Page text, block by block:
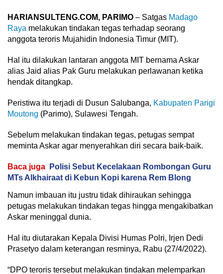
HARIANSULTENG.COM, PARIMO – Satgas Madago
Raya melakukan tindakan tegas terhadap seorang
anggota teroris Mujahidin Indonesia Timur (MIT).
Hal itu dilakukan lantaran anggota MIT bernama Askar
alias Jaid alias Pak Guru melakukan perlawanan ketika
hendak ditangkap.
Peristiwa itu terjadi di Dusun Salubanga, Kabupaten Parigi
Moutong (Parimo), Sulawesi Tengah.
Sebelum melakukan tindakan tegas, petugas sempat
meminta Askar agar menyerahkan diri secara baik-baik.
Baca juga
Polisi Sebut Kecelakaan Rombongan Guru
MTs Alkhairaat di Kebun Kopi karena Rem Blong
Namun imbauan itu justru tidak dihiraukan sehingga
petugas melakukan tindakan tegas hingga mengakibatkan
Askar meninggal dunia.
Hal itu diutarakan Kepala Divisi Humas Polri, Irjen Dedi
Prasetyo dalam keterangan resminya, Rabu (27/4/2022).
“DPO teroris tersebut melakukan tindakan melemparkan